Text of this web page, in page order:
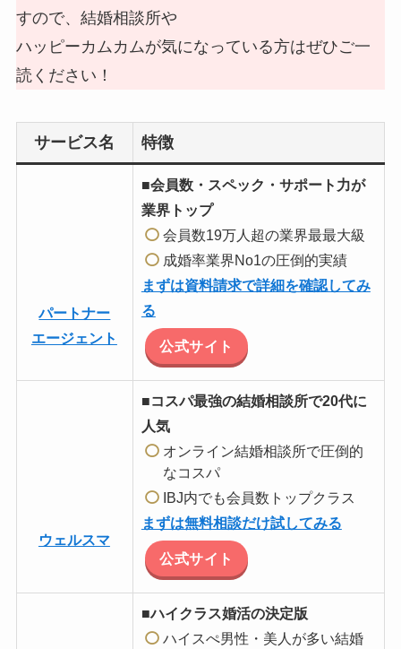
すので、結婚相談所や
ハッピーカムカムが気になっている方はぜひご一
読ください！
サービス名 特徴
パートナー
エージェント
■会員数・スペック・サポート力が
業界トップ
会員数19万人超の業界最最大級
成婚率業界No1の圧倒的実績
まずは資料請求で詳細を確認してみ
る
公式サイト
ウェルスマ
■コスパ最強の結婚相談所で20代に
人気
オンライン結婚相談所で圧倒的
なコスパ
IBJ内でも会員数トップクラス
まずは無料相談だけ試してみる
公式サイト
■ハイクラス婚活の決定版
ハイスぺ男性・美人が多い結婚